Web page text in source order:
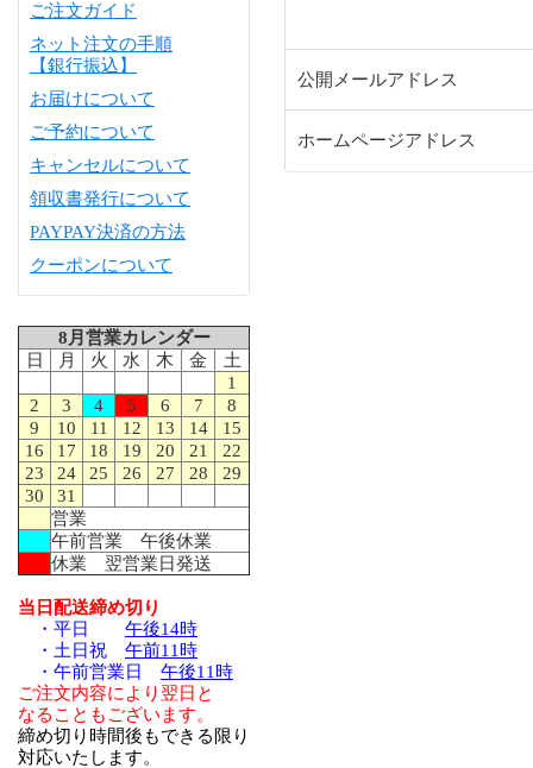
ご注文ガイド
ネット注文の手順
【銀行振込】
お届けについて
ご予約について
キャンセルについて
領収書発行について
PAYPAY決済の方法
クーポンについて
8月営業カレンダー
日
月 火 水 木 金
土
1
2
3 4 5 6 7
8
9
10 11 12 13 14
15
16
17 18 19 20 21
22
23
24 25 26 27 28
29
30
31
営業
午前営業 午後休業
休業 翌営業日発送
当日配送締め切り
・平日 午後14時
・土日祝 午前11時
・午前営業日 午後11時
ご注文内容により翌日と
なることもございます。
締め切り時間後もできる限り
対応いたします。
公開メールアドレス
ホームページアドレス